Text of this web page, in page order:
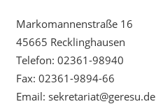
Markomannenstraße 16
45665 Recklinghausen
Telefon: 02361-98940
Fax: 02361-9894-66
Email: sekretariat@geresu.de